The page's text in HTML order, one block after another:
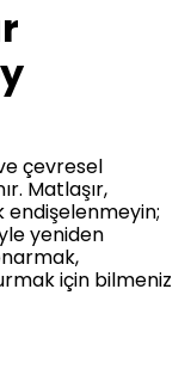
ve çevresel
Matlaşır,
yeniden
için bilmeniz